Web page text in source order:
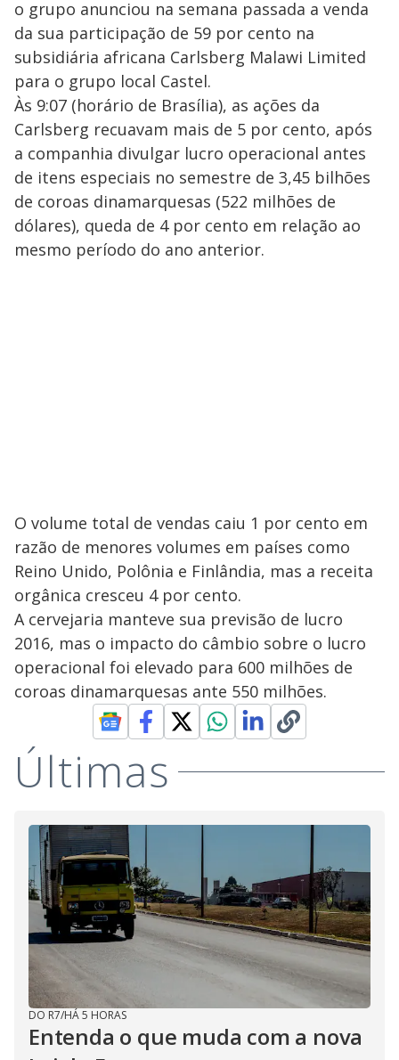
o grupo anunciou na semana passada a venda
da sua participação de 59 por cento na
subsidiária africana Carlsberg Malawi Limited
para o grupo local Castel.
Às 9:07 (horário de Brasília), as ações da
Carlsberg recuavam mais de 5 por cento, após
a companhia divulgar lucro operacional antes
de itens especiais no semestre de 3,45 bilhões
de coroas dinamarquesas (522 milhões de
dólares), queda de 4 por cento em relação ao
mesmo período do ano anterior.
O volume total de vendas caiu 1 por cento em
razão de menores volumes em países como
Reino Unido, Polônia e Finlândia, mas a receita
orgânica cresceu 4 por cento.
A cervejaria manteve sua previsão de lucro
2016, mas o impacto do câmbio sobre o lucro
operacional foi elevado para 600 milhões de
coroas dinamarquesas ante 550 milhões.
Últimas
DO R7/HÁ 5 HORAS
Entenda o que muda com a nova